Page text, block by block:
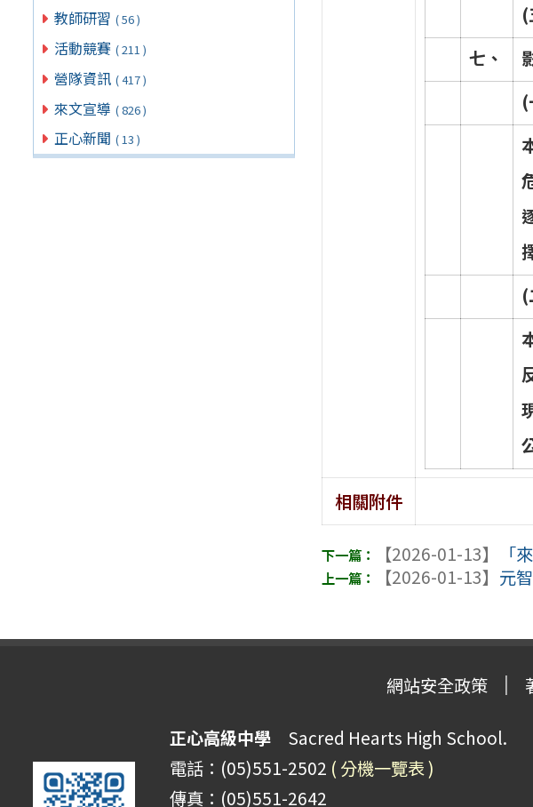
教師研習 ( 56 )
活動競賽 ( 211 )
營隊資訊 ( 417 )
來文宣導 ( 826 )
正心新聞 ( 13 )
(
七 、
(
(
相關附件
【2026-01-13】
「
【2026-01-13】 元
網站安全政策
正心高級中學Sacred Hearts High School.
電話：(05)551-2502 ( 分機一覽表 )
傳真：(05)551-2642